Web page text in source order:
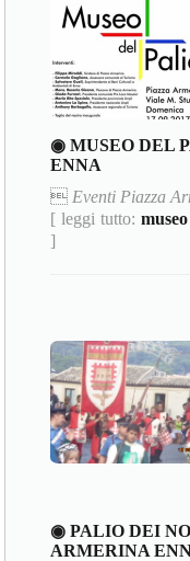
◉ MUSEO DEL
ENNA
 Eventi Piazza
[ leggi tutto:
]
◉ PALIO DEI
ARMERINA